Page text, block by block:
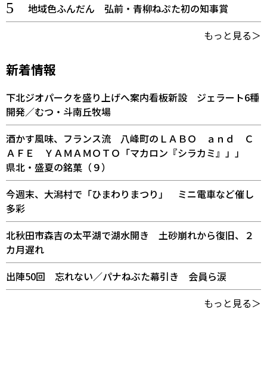
地域色ふんだん 弘前・青柳ねぷた初の知事賞
もっと見る＞
新着情報
下北ジオパークを盛り上げへ案内看板新設 ジェラート6種
開発／むつ・斗南丘牧場
酒かす風味、フランス流 八峰町のＬＡＢＯ ａｎｄ Ｃ
ＡＦＥ ＹＡＭＡＭＯＴＯ「マカロン『シラカミ』」」
県北・盛夏の銘菓（９）
今週末、大潟村で「ひまわりまつり」 ミニ電車など催し
多彩
北秋田市森吉の太平湖で湖水開き 土砂崩れから復旧、２
カ月遅れ
出陣50回 忘れない／パナねぶた幕引き 会員ら涙
もっと見る＞